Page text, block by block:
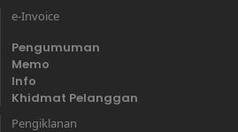
e-Invoice
Pengumuman
Memo
Info
Khidmat Pelanggan
Pengiklanan